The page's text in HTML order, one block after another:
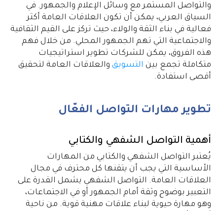
والتواصل المستمر مع وسائل الإعلام والجمهور. في
السياق العربي، يمكن أن تكون العلاقات العامة أكثر
فعالية في بناء الثقة والولاء، حيث تركز على القيم الثقافية
والاجتماعية التي تهم الجمهور المحلي. من خلال فهم
هذه الفروق، يمكن للشركات تطوير استراتيجيات
متكاملة تجمع بين التسويق والعلاقات العامة لتحقيق
أقصى استفادة.
تطوير مهارات التواصل الفعّال
أهمية التواصل الشفهي والكتابي
يُعتبر التواصل الشفهي والكتابي من المهارات
الأساسية التي يجب أن يتقنها كل محترف في مجال
العلاقات العامة. التواصل الشفهي يشمل القدرة على
التعبير بوضوح وثقة أمام الجمهور أو في الاجتماعات،
وهو مهارة حيوية لبناء علاقات مهنية قوية. من ناحية